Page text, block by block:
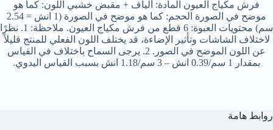
فرش مكياج العيون المادة: ألياف + مقبض خشبي اللون: كما هو
موضح في الصورة الحجم: كما هو موضح في الصورة (1 انش = 2.54
سم) محتويات العبوة: 6 قطع من فرش مكياج العيون. ملاحظة: 1. نظرًا
لاختلاف الشاشات وتأثير الإضاءة، قد يختلف اللون الفعلي للمنتج قليلاً
عن اللون الموضح في الصور. 2. يرجى السماح باختلاف في القياس
بمقدار 1 سم/0.39 انش – 3 سم/1.18 انش بسبب القياس اليدوي.
روابط هامة